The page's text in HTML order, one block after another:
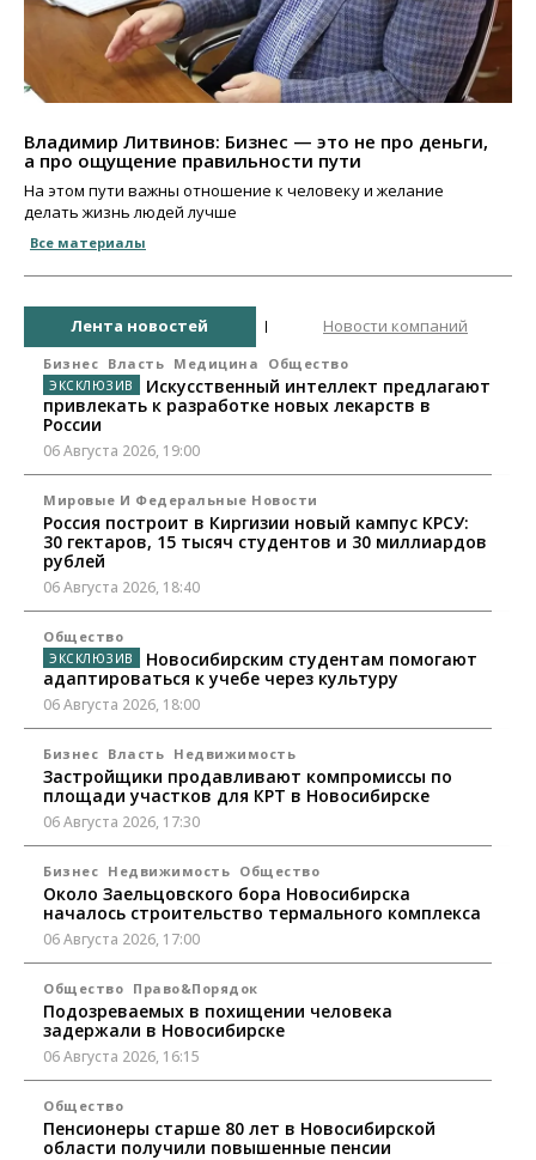
Владимир Литвинов: Бизнес — это не про деньги,
а про ощущение правильности пути
На этом пути важны отношение к человеку и желание
делать жизнь людей лучше
Все материалы
Лента новостей Новости компаний
Бизнес Власть Медицина Общество
Искусственный интеллект предлагают
привлекать к разработке новых лекарств в
России
06 Августа 2026, 19:00
Мировые И Федеральные Новости
Россия построит в Киргизии новый кампус КРСУ:
30 гектаров, 15 тысяч студентов и 30 миллиардов
рублей
06 Августа 2026, 18:40
Общество
Новосибирским студентам помогают
адаптироваться к учебе через культуру
06 Августа 2026, 18:00
Бизнес Власть Недвижимость
Застройщики продавливают компромиссы по
площади участков для КРТ в Новосибирске
06 Августа 2026, 17:30
Бизнес Недвижимость Общество
Около Заельцовского бора Новосибирска
началось строительство термального комплекса
06 Августа 2026, 17:00
Общество Право&Порядок
Подозреваемых в похищении человека
задержали в Новосибирске
06 Августа 2026, 16:15
Общество
Пенсионеры старше 80 лет в Новосибирской
области получили повышенные пенсии